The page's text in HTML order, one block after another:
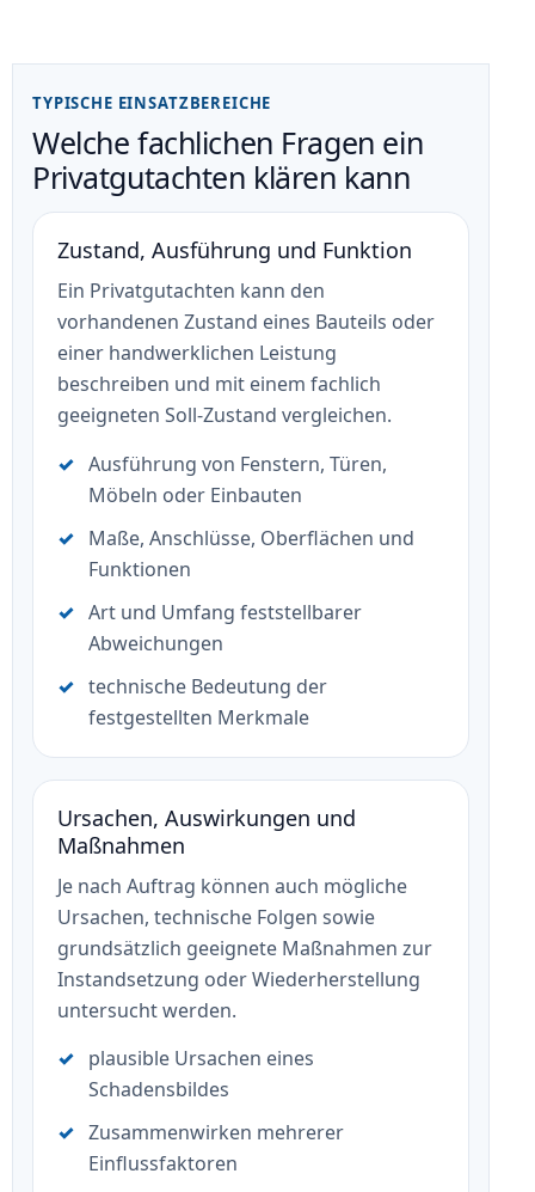
TYPISCHE EINSATZBEREICHE
Welche fachlichen Fragen ein
Privatgutachten klären kann
Zustand, Ausführung und Funktion
Ein Privatgutachten kann den
vorhandenen Zustand eines Bauteils oder
einer handwerklichen Leistung
beschreiben und mit einem fachlich
geeigneten Soll-Zustand vergleichen.
Ausführung von Fenstern, Türen,
Möbeln oder Einbauten
Maße, Anschlüsse, Oberflächen und
Funktionen
Art und Umfang feststellbarer
Abweichungen
technische Bedeutung der
festgestellten Merkmale
Ursachen, Auswirkungen und
Maßnahmen
Je nach Auftrag können auch mögliche
Ursachen, technische Folgen sowie
grundsätzlich geeignete Maßnahmen zur
Instandsetzung oder Wiederherstellung
untersucht werden.
plausible Ursachen eines
Schadensbildes
Zusammenwirken mehrerer
Einflussfaktoren